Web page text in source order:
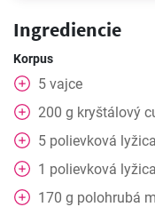
Ingrediencie
Korpus
5 vajce
200 g kryštálový
5 polievková lyžica
1 polievková lyžica
170 g polohrubá